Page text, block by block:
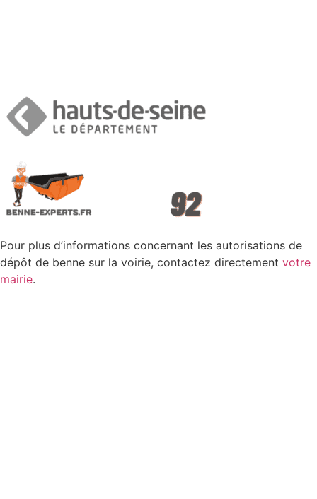
Pour plus d’informations concernant les autorisations de
dépôt de benne sur la voirie, contactez directement votre
mairie.